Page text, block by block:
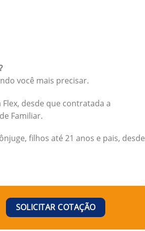
você mais precisar.
desde que contratada a
Familiar.
filhos até 21 anos e pais, desde
SOLICITAR COTAÇÃO